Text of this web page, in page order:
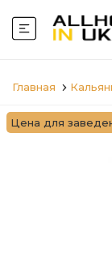
Главная
Цена для